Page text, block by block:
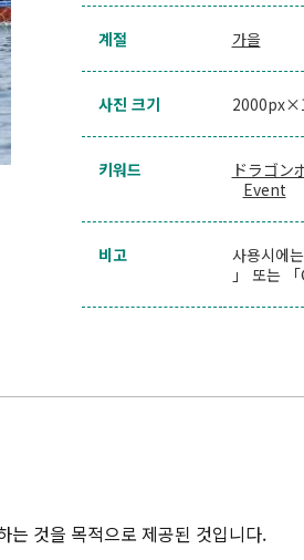
계절 가을
사진 크기
키워드 ドラゴン
Event
비고
사용시에
」 또는
는 것을 목적으로 제공된 것입니다.